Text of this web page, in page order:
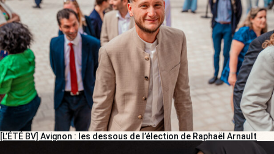
[L’ÉTÉ BV] Avignon : les dessous de l’élection de Raphaël Arnault